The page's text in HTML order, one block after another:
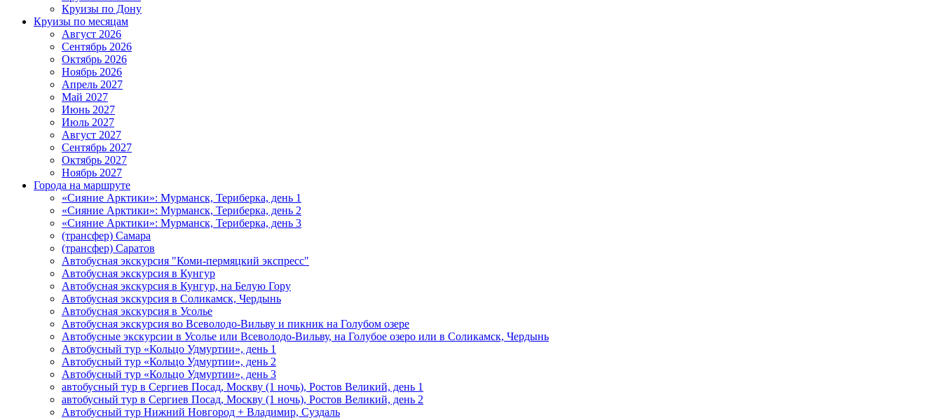
Круизы по Дону
Круизы по месяцам
Август 2026
Сентябрь 2026
Октябрь 2026
Ноябрь 2026
Апрель 2027
Май 2027
Июнь 2027
Июль 2027
Август 2027
Сентябрь 2027
Октябрь 2027
Ноябрь 2027
Города на маршруте
«Сияние Арктики»: Мурманск, Териберка, день 1
«Сияние Арктики»: Мурманск, Териберка, день 2
«Сияние Арктики»: Мурманск, Териберка, день 3
(трансфер) Самара
(трансфер) Саратов
Автобусная экскурсия "Коми-пермяцкий экспресс"
Автобусная экскурсия в Кунгур
Автобусная экскурсия в Кунгур, на Белую Гору
Автобусная экскурсия в Соликамск, Чердынь
Автобусная экскурсия в Усолье
Автобусная экскурсия во Всеволодо-Вильву и пикник на Голубом озере
Автобусные экскурсии в Усолье или Всеволодо-Вильву, на Голубое озеро или в Соликамск, Чердынь
Автобусный тур «Кольцо Удмуртии», день 1
Автобусный тур «Кольцо Удмуртии», день 2
Автобусный тур «Кольцо Удмуртии», день 3
автобусный тур в Сергиев Посад, Москву (1 ночь), Ростов Великий, день 1
автобусный тур в Сергиев Посад, Москву (1 ночь), Ростов Великий, день 2
Автобусный тур Нижний Новгород + Владимир, Суздаль